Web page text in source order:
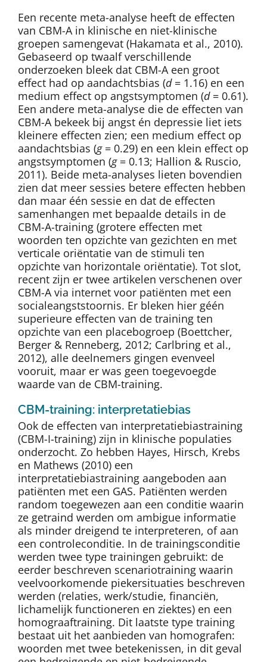
Een recente meta-analyse heeft de effecten
van CBM-A in klinische en niet-klinische
groepen samengevat (Hakamata et al., 2010).
Gebaseerd op twaalf verschillende
onderzoeken bleek dat CBM-A een groot
effect had op aandachtsbias (d= 1.16) en een
medium effect op angstsymptomen (d= 0.61).
Een andere meta-analyse die de effecten van
CBM-A bekeek bij angst én depressie liet iets
kleinere effecten zien; een medium effect op
aandachtsbias (g= 0.29) en een klein effect op
angstsymptomen (g= 0.13; Hallion & Ruscio,
2011). Beide meta-analyses lieten bovendien
zien dat meer sessies betere effecten hebben
dan maar één sessie en dat de effecten
samenhangen met bepaalde details in de
CBM-A-training (grotere effecten met
woorden ten opzichte van gezichten en met
verticale oriëntatie van de stimuli ten
opzichte van horizontale oriëntatie). Tot slot,
recent zijn er twee artikelen verschenen over
CBM-A via internet voor patiënten met een
socialeangststoornis. Er bleken hier géén
superieure effecten van de training ten
opzichte van een placebogroep (Boettcher,
Berger & Renneberg, 2012; Carlbring et al.,
2012), alle deelnemers gingen evenveel
vooruit, maar er was geen toegevoegde
waarde van de CBM-training.
CBM-training: interpretatiebias
Ook de effecten van interpretatiebiastraining
(CBM-I-training) zijn in klinische populaties
onderzocht. Zo hebben Hayes, Hirsch, Krebs
en Mathews (2010) een
interpretatiebiastraining aangeboden aan
patiënten met een GAS. Patiënten werden
random toegewezen aan een conditie waarin
ze getraind werden om ambigue informatie
als minder dreigend te interpreteren, of aan
een controleconditie. In de trainingsconditie
werden twee type trainingen gebruikt: de
eerder beschreven scenariotraining waarin
veelvoorkomende piekersituaties beschreven
werden (relaties, werk/studie, financiën,
lichamelijk functioneren en ziektes) en een
homograaftraining. Dit laatste type training
bestaat uit het aanbieden van homografen:
woorden met twee betekenissen, in dit geval